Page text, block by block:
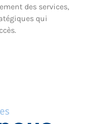
des services,
qui